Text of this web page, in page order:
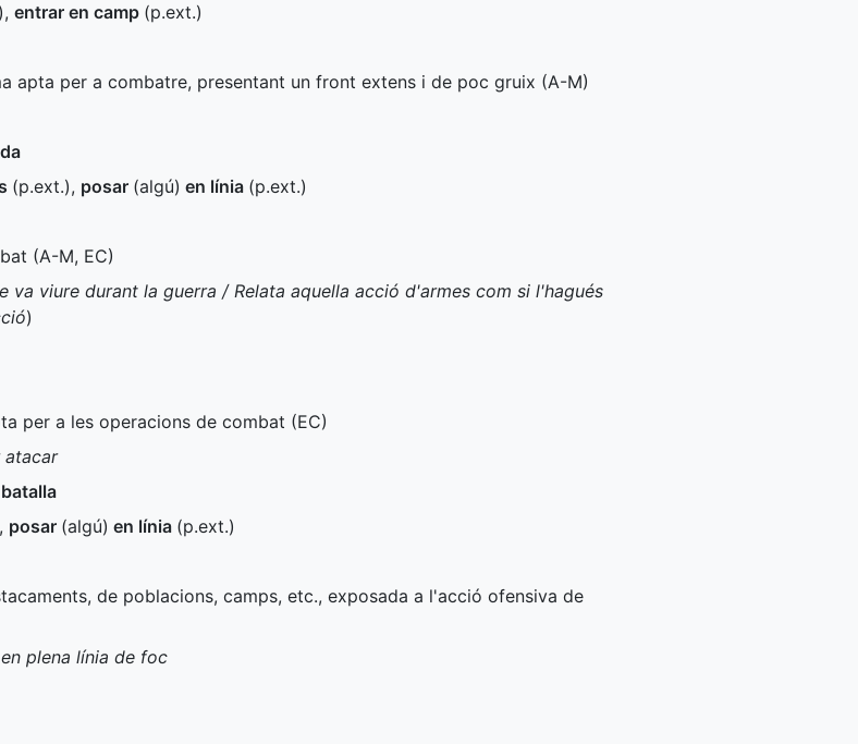
), entrar en camp (p.ext.)
apta per a combatre, presentant un front extens i de poc gruix (A-M)
(p.ext.), posar (algú) en línia (p.ext.)
(A-M, EC)
va viure durant la guerra / Relata aquella acció d'armes com si l'hagués
)
per a les operacions de combat (EC)
atacar
, posar (algú) en línia (p.ext.)
de poblacions, camps, etc., exposada a l'acció ofensiva de
plena línia de foc